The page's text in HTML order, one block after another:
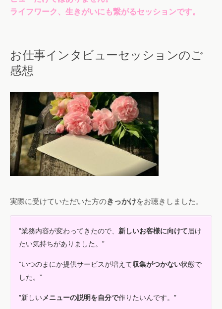
ライフワーク、生きがいにも繋がるセッションです。
お仕事インタビューセッションのご
感想
実際に受けていただいた方のきっかけをお聴きしました。
”業務内容が変わってきたので、 新しいお客様に向けて届け
たい気持ちがありました。”
”いつのまにか提供サービスが増えて収集がつかない状態で
した。”
”新しいメニューの説明を自分で作りたいんです。”